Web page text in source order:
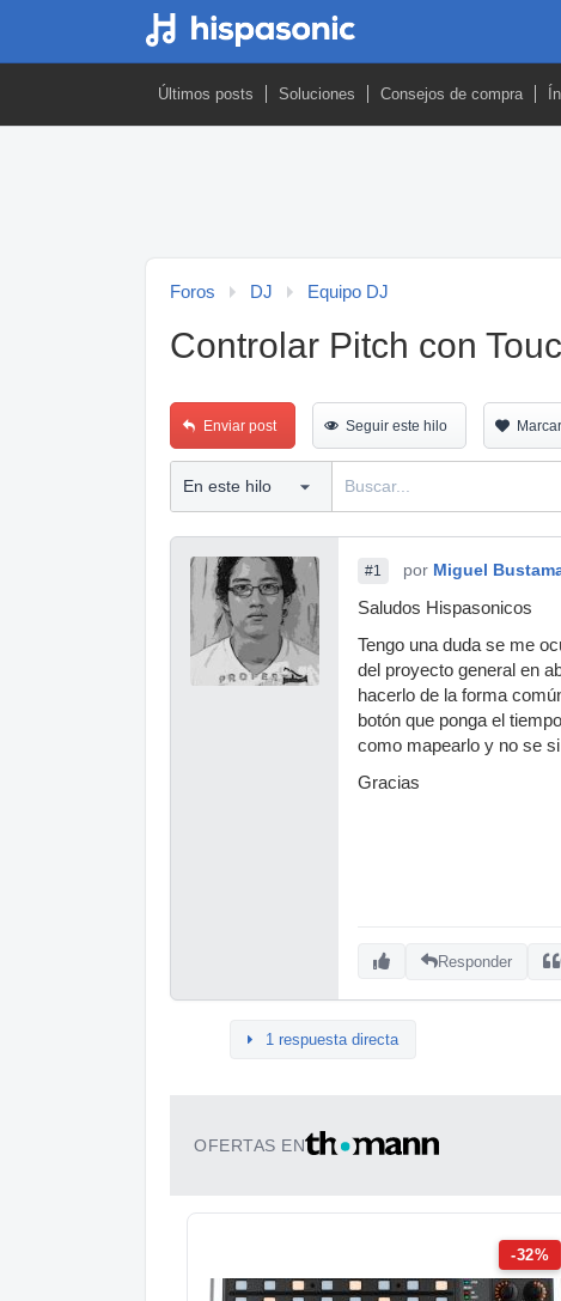
Últimos posts Soluciones Consejos de compra
Foros DJ Equipo DJ
Controlar Pitch con
Enviar post Seguir este hilo
#1 por Miguel
Saludos Hispasonicos
Tengo una duda se me
del proyecto general en
hacerlo de la forma
botón que ponga el
como mapearlo y no se
Gracias
Responder
1 respuesta directa
OFERTAS EN
-32%